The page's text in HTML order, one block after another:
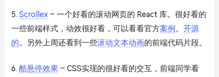
5. Scrollex – 一个好看的滚动网页的 React 库。很好看的
一些前端样式，动效很好看，可以看看官方案例。 开源
的。另外上周还看到一些滚动文本动画的前端代码片段。
6. 酷悬停效果 – CSS实现的很好看的交互，前端同学看